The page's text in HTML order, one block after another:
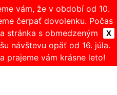
X
vám, že v období od 10.
čerpať dovolenku. Počas
stránka s obmedzeným
návštevu opäť od 16. júla.
prajeme vám krásne leto!